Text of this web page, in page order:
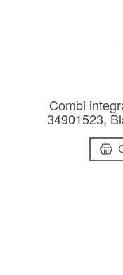
Combi
34901523,